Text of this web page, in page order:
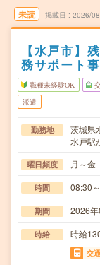
未読 掲載日 2026/
【水戸市】
務サポート
職種未経験OK
派遣
勤務地
茨城県
水戸駅
曜日頻度 月～金
時間 08:30
期間 2026
時給 時給
交